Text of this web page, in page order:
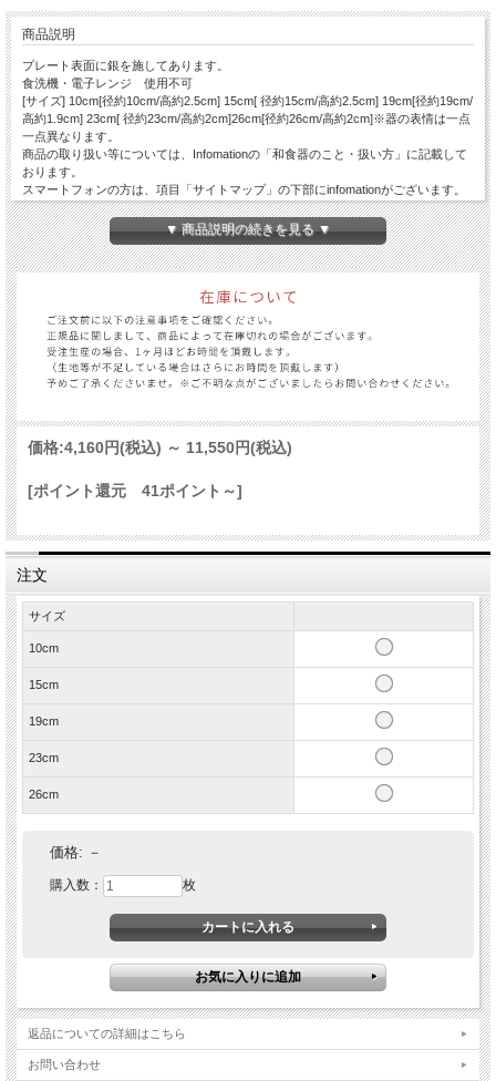
商品説明
プレート表面に銀を施してあります。
食洗機・電子レンジ 使用不可
[サイズ] 10cm[径約10cm/高約2.5cm] 15cm[ 径約15cm/高約2.5cm] 19cm[径約19cm/
高約1.9cm] 23cm[ 径約23cm/高約2cm]26cm[径約26cm/高約2cm]※器の表情は一点
一点異なります。
商品の取り扱い等については、Infomationの「和食器のこと・扱い方」に記載して
おります。
スマートフォンの方は、項目「サイトマップ」の下部にinfomationがございます。
▼ 商品説明の続きを見る ▼
価格:4,160円(税込) ～ 11,550円(税込)
[ポイント還元 41ポイント～]
注文
サイズ
10cm
15cm
19cm
23cm
26cm
価格: －
購入数： 枚
返品についての詳細はこちら
お問い合わせ